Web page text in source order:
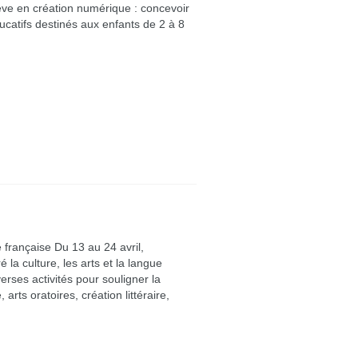
en création numérique : concevoir
destinés aux enfants de 2 à 8
Du 13 au 24 avril,
la culture, les arts et la langue
activités pour souligner la
arts oratoires, création littéraire,